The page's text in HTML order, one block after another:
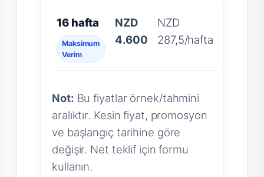
16 hafta
Maksimum
Verim
NZD
4.600
NZD
287,5/hafta
Not: Bu fiyatlar örnek/tahmini
aralıktır. Kesin fiyat, promosyon
ve başlangıç tarihine göre
değişir. Net teklif için formu
kullanın.